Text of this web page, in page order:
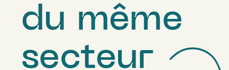
du même
secteur